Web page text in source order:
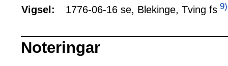
Vigsel: 1776-06-16 se, Blekinge, Tving fs 9)
Noteringar